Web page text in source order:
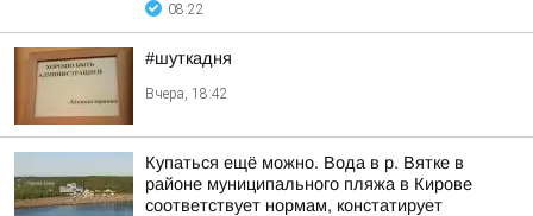
08:22
#шуткадня
Вчера, 18:42
Купаться ещё можно. Вода в р. Вятке в
районе муниципального пляжа в Кирове
соответствует нормам, констатирует